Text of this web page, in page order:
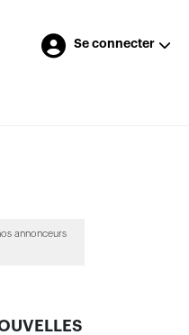
Se connecter
annonceurs